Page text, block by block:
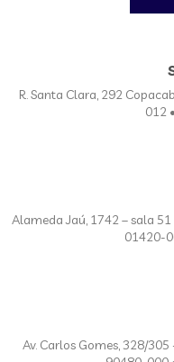
R. Santa Clara, 292
012
Alameda Jaú, 1742 – sala 51
01420-
Av. Carlos Gomes, 328/